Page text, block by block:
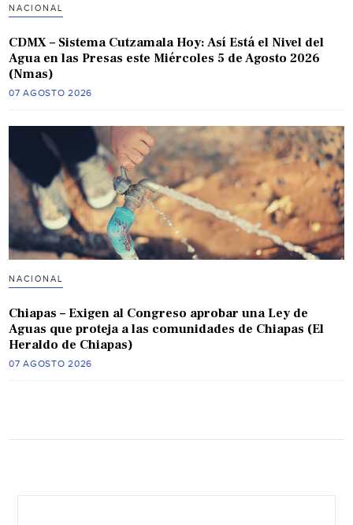
NACIONAL
CDMX – Sistema Cutzamala Hoy: Así Está el Nivel del
Agua en las Presas este Miércoles 5 de Agosto 2026
(Nmas)
07 AGOSTO 2026
NACIONAL
Chiapas – Exigen al Congreso aprobar una Ley de
Aguas que proteja a las comunidades de Chiapas (El
Heraldo de Chiapas)
07 AGOSTO 2026